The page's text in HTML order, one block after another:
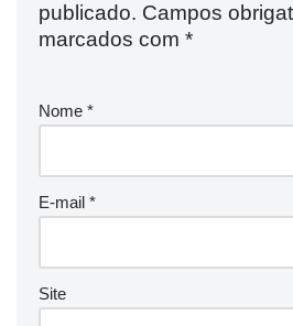
publicado. Campos
marcados com *
Nome *
E-mail *
Site